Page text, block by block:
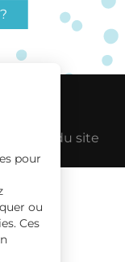
utiles
Plan du site
pour
ou
Ces